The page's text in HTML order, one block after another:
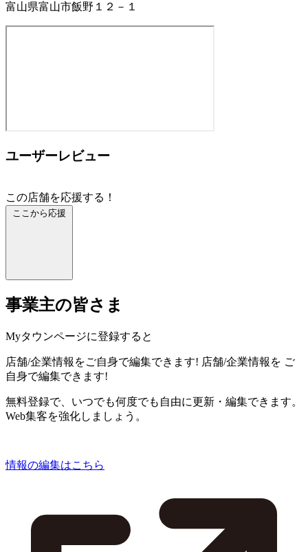
富山県富山市飯野１２－１
ユーザーレビュー
この店舗を応援する！
ここから応援
事業主の皆さま
Myタウンページに登録すると
店舗/企業情報をご自身で編集できます! 店舗/企業情報を ご
自身で編集できます!
無料登録で、いつでも何度でも自由に更新・編集できます。
Web集客を強化しましょう。
情報の編集はこちら